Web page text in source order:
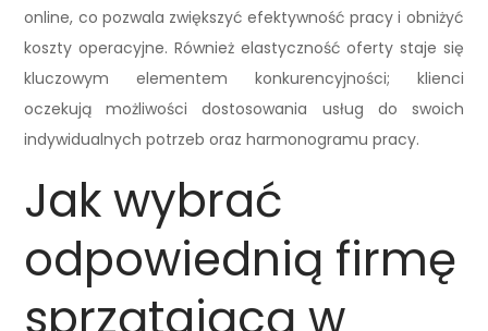
online, co pozwala zwiększyć efektywność pracy i obniżyć
koszty operacyjne. Również elastyczność oferty staje się
kluczowym elementem konkurencyjności; klienci
oczekują możliwości dostosowania usług do swoich
indywidualnych potrzeb oraz harmonogramu pracy.
Jak wybrać
odpowiednią firmę